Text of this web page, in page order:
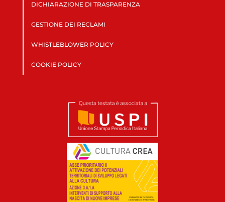
DICHIARAZIONE DI TRASPARENZA
GESTIONE DEI RECLAMI
WHISTLEBLOWER POLICY
COOKIE POLICY